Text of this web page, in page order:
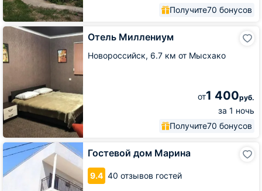
Получите70 бонусов
Отель Миллениум
Новороссийск, 6.7 км от Мысхако
от1 400руб.
за 1 ночь
Получите70 бонусов
Отель
Миллениум
Гостевой дом Марина
9.4 40 отзывов гостей
Гостевой
дом
Марина